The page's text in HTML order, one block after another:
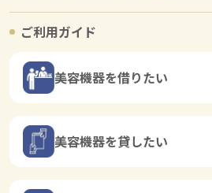
ご利用ガイド
美容機器を借りたい
美容機器を貸したい